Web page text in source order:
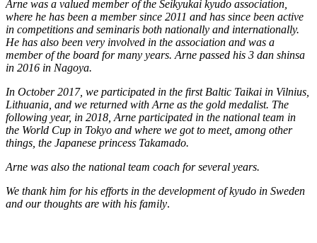
Arne was a valued member of the Seikyukai kyudo association,
where he has been a member since 2011 and has since been active
in competitions and seminaris both nationally and internationally.
He has also been very involved in the association and was a
member of the board for many years. Arne passed his 3 dan shinsa
in 2016 in Nagoya.
In October 2017, we participated in the first Baltic Taikai in Vilnius,
Lithuania, and we returned with Arne as the gold medalist. The
following year, in 2018, Arne participated in the national team in
the World Cup in Tokyo and where we got to meet, among other
things, the Japanese princess Takamado.
Arne was also the national team coach for several years.
We thank him for his efforts in the development of kyudo in Sweden
and our thoughts are with his family.